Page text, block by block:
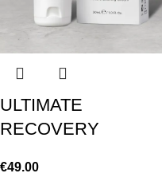
ULTIMATE
RECOVERY
€49.00